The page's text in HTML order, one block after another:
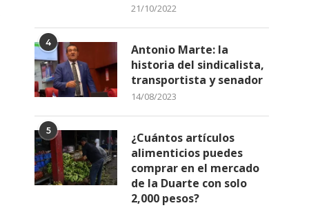
Jueza apremia a la PEPCA a
21/10/2022
4
Antonio Marte: la
historia del sindicalista,
transportista y senador
14/08/2023
5
¿Cuántos artículos
alimenticios puedes
comprar en el mercado
de la Duarte con solo
2,000 pesos?